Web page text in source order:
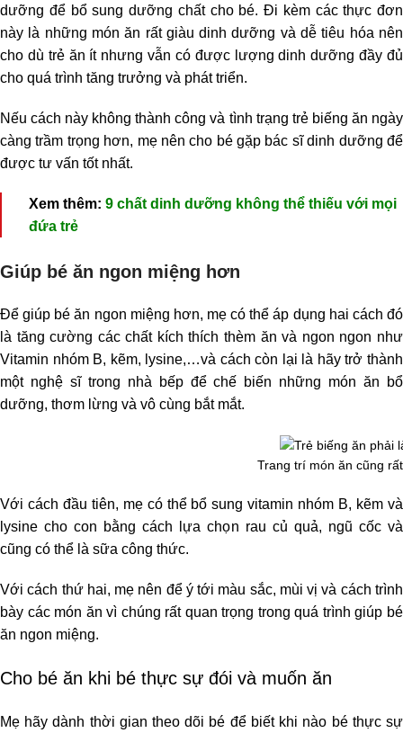
dưỡng để bổ sung dưỡng chất cho bé. Đi kèm các thực đơn
này là những món ăn rất giàu dinh dưỡng và dễ tiêu hóa nên
cho dù trẻ ăn ít nhưng vẫn có được lượng dinh dưỡng đầy đủ
cho quá trình tăng trưởng và phát triển.
Nếu cách này không thành công và tình trạng trẻ biếng ăn ngày
càng trầm trọng hơn, mẹ nên cho bé gặp bác sĩ dinh dưỡng để
được tư vấn tốt nhất.
Xem thêm: 9 chất dinh dưỡng không thể thiếu với mọi
đứa trẻ
Giúp bé ăn ngon miệng hơn
Để giúp bé ăn ngon miệng hơn, mẹ có thể áp dụng hai cách đó
là tăng cường các chất kích thích thèm ăn và ngon ngon như
Vitamin nhóm B, kẽm, lysine,…và cách còn lại là hãy trở thành
một nghệ sĩ trong nhà bếp để chế biến những món ăn bổ
dưỡng, thơm lừng và vô cùng bắt mắt.
Trang trí món ăn cũng
Với cách đầu tiên, mẹ có thể bổ sung vitamin nhóm B, kẽm và
lysine cho con bằng cách lựa chọn rau củ quả, ngũ cốc và
cũng có thể là sữa công thức.
Với cách thứ hai, mẹ nên để ý tới màu sắc, mùi vị và cách trình
bày các món ăn vì chúng rất quan trọng trong quá trình giúp bé
ăn ngon miệng.
Cho bé ăn khi bé thực sự đói và muốn ăn
Mẹ hãy dành thời gian theo dõi bé để biết khi nào bé thực sự